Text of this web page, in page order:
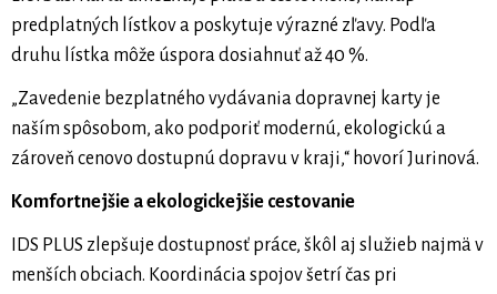
predplatných lístkov a poskytuje výrazné zľavy. Podľa
druhu lístka môže úspora dosiahnuť až 40 %.
„Zavedenie bezplatného vydávania dopravnej karty je
naším spôsobom, ako podporiť modernú, ekologickú a
zároveň cenovo dostupnú dopravu v kraji,“ hovorí Jurinová.
Komfortnejšie a ekologickejšie cestovanie
IDS PLUS zlepšuje dostupnosť práce, škôl aj služieb najmä v
menších obciach. Koordinácia spojov šetrí čas pri